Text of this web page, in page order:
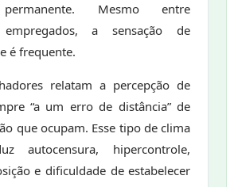
permanente. Mesmo entre
empregados, a sensação de
é frequente.
relatam a percepção de
“a um erro de distância” de
que ocupam. Esse tipo de clima
autocensura, hipercontrole,
e dificuldade de estabelecer